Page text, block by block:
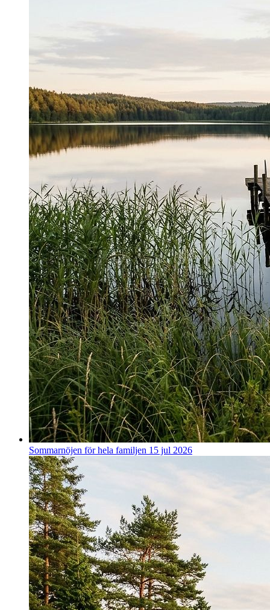
Sommarnöjen för hela familjen 15 jul 2026